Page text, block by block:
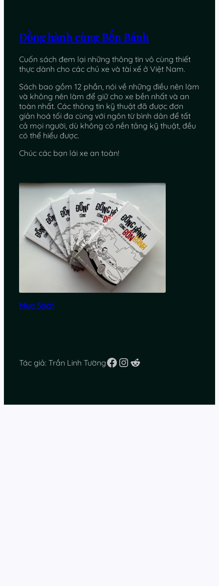
Đồng hành cùng Bốn Bánh
Cuốn sách đem lại những thông tin vô cùng thiết
thực dành cho các chủ xe và tài xế ở Việt Nam.
Sách bao gồm 12 phần, nói về những điều nên làm
và không nên làm để giữ cho xe bền nhất và an
toàn nhất. Các thông tin kỹ thuật đã được đơn
giản hoá tối đa cùng với ngôn từ bình dân để tất
cả mọi người, dù không có nền tảng kỹ thuật, đều
có thể hiểu được.
Chúc các bạn lái xe an toàn!
Mua Sách
Tác giả: Trần Linh TườngFacebook
Instagram
Reddit